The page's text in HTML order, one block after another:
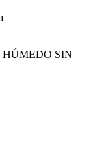
HÚMEDO SIN